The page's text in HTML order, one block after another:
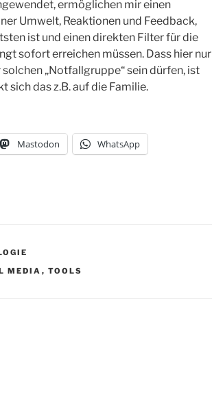
ermöglichen mir einen
Umwelt, Reaktionen und Feedback,
ist und einen direkten Filter für die
sofort erreichen müssen. Dass hier nur
„Notfallgruppe“ sein dürfen, ist
sich das z.B. auf die Familie.
Mastodon WhatsApp
MEDIA , TOOLS